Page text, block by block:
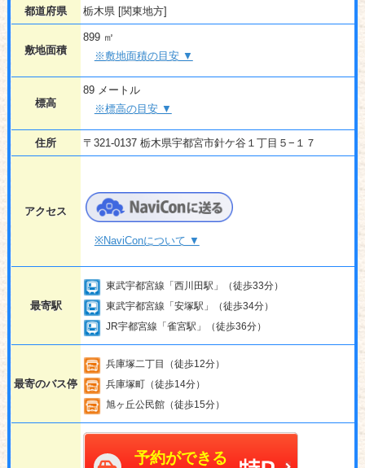
都道府県 栃木県 [関東地方]
敷地面積
899 ㎡
※敷地面積の目安 ▼
標高
89 メートル
※標高の目安 ▼
住所 〒321-0137 栃木県宇都宮市針ケ谷１丁目５−１７
アクセス
※NaviConについて ▼
最寄駅
東武宇都宮線「西川田駅」（徒歩33分）
東武宇都宮線「安塚駅」（徒歩34分）
JR宇都宮線「雀宮駅」（徒歩36分）
最寄のバス停
兵庫塚二丁目（徒歩12分）
兵庫塚町（徒歩14分）
旭ヶ丘公民館（徒歩15分）
予約ができる